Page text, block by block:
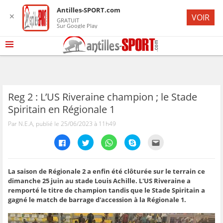
Reg 2 : L’US Riveraine champion ; le Stade
Spiritain en Régionale 1
Par N.E.A, publié le 25/06/2023 à 11h49
C
l
e
z
p
o
u
a
r
C
l
e
z
p
o
u
r
a
r
C
l
e
z
p
o
u
r
a
r
C
l
e
z
p
o
u
r
a
r
e
z
p
o
u
r
n
v
La saison de Régionale 2 a enfin été clôturée sur le terrain ce
dimanche 25 juin au stade Louis Achille. L'US Riveraine a
remporté le titre de champion tandis que le Stade Spiritain a
gagné le match de barrage d'accession à la Régionale 1.
✕
Antilles-SPORT.com
GRATUIT
Sur Google Play
VOIR